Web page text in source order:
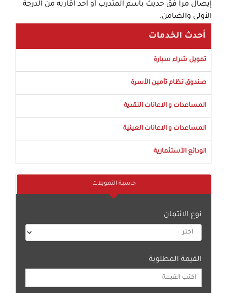
إيصال مرا فق حديث بأسم المتدرب أو أحد أقاربه من الدرجة
الأولى والضامن.
أحدث الخدمات
تمويل شراء سيارة
صندوق نظام تأمين الأسرة
المساعدات و الاعانات النقدية
المساعدات و الاعانات العينية
الودائع الآستثمارية
حاسبة التمويلات
نوع الائتمان
القيمة المطلوبة